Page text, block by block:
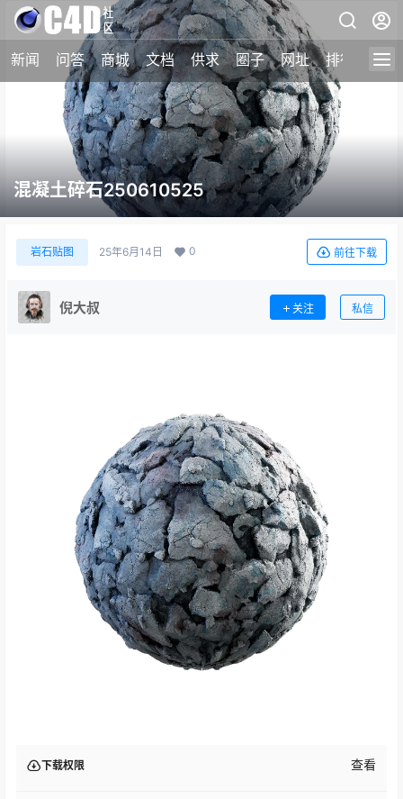
新闻 问答 商城 文档 供求 圈子 网址 排行榜
混凝土碎石250610525
岩石贴图 25年6月14日 0 前往下载
倪大叔 关注 私信
下载权限 查看